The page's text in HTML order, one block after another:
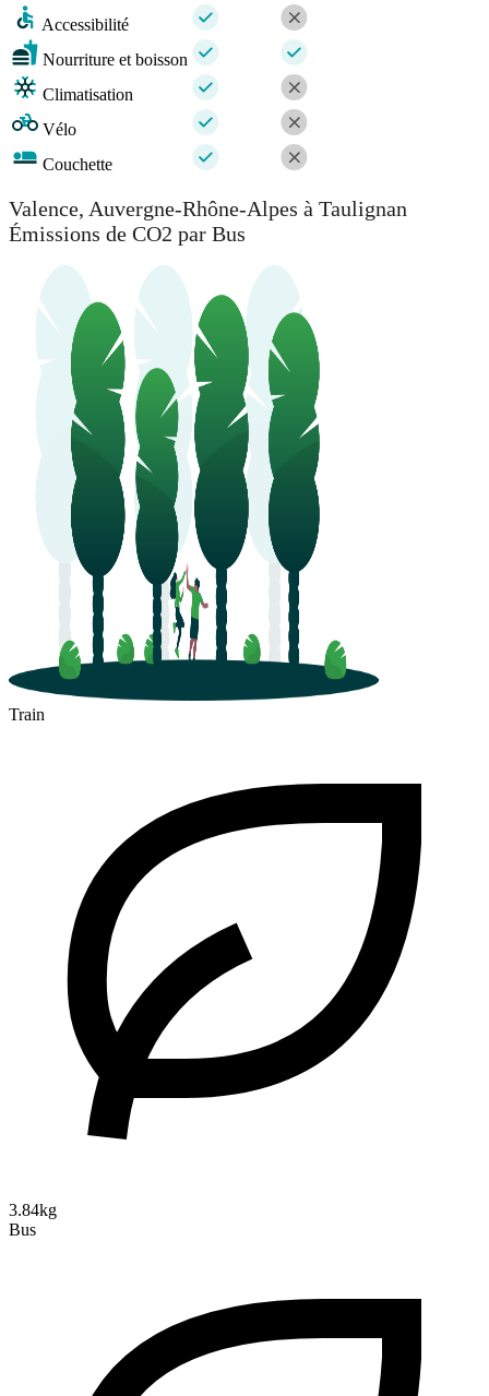
Accessibilité
Nourriture et boisson
Climatisation
Vélo
Couchette
Valence, Auvergne-Rhône-Alpes à Taulignan
Émissions de CO2 par Bus
Train
3.84kg
Bus